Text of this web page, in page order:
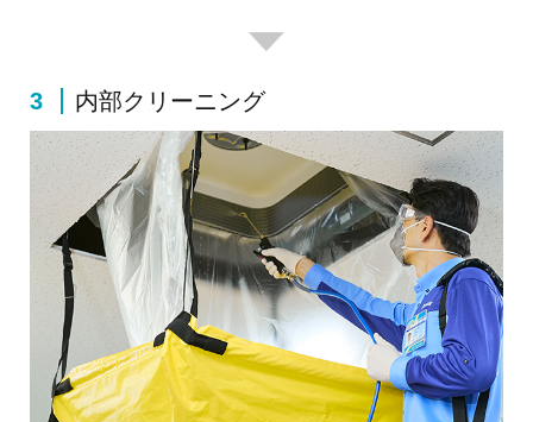
3 内部クリーニング